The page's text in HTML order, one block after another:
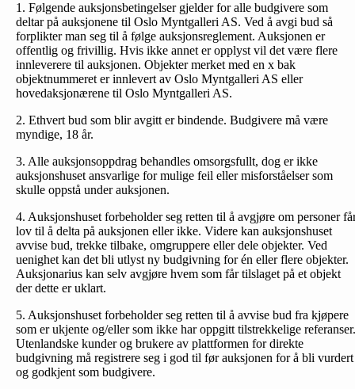
1. Følgende auksjonsbetingelser gjelder for alle budgivere som
deltar på auksjonene til Oslo Myntgalleri AS. Ved å avgi bud så
forplikter man seg til å følge auksjonsreglement. Auksjonen er
offentlig og frivillig. Hvis ikke annet er opplyst vil det være flere
innleverere til auksjonen. Objekter merket med en x bak
objektnummeret er innlevert av Oslo Myntgalleri AS eller
hovedaksjonærene til Oslo Myntgalleri AS.
2. Ethvert bud som blir avgitt er bindende. Budgivere må være
myndige, 18 år.
3. Alle auksjonsoppdrag behandles omsorgsfullt, dog er ikke
auksjonshuset ansvarlige for mulige feil eller misforståelser som
skulle oppstå under auksjonen.
4. Auksjonshuset forbeholder seg retten til å avgjøre om personer
lov til å delta på auksjonen eller ikke. Videre kan auksjonshuset
avvise bud, trekke tilbake, omgruppere eller dele objekter. Ved
uenighet kan det bli utlyst ny budgivning for én eller flere objekter.
Auksjonarius kan selv avgjøre hvem som får tilslaget på et objekt
der dette er uklart.
5. Auksjonshuset forbeholder seg retten til å avvise bud fra kjøpere
som er ukjente og/eller som ikke har oppgitt tilstrekkelige referanser.
Utenlandske kunder og brukere av plattformen for direkte
budgivning må registrere seg i god til før auksjonen for å bli vurdert
og godkjent som budgivere.